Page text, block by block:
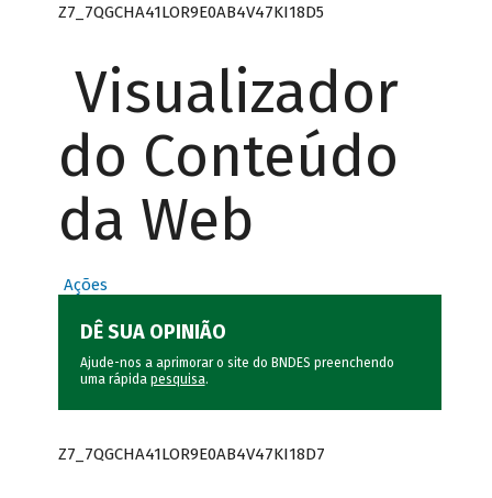
Z7_7QGCHA41LOR9E0AB4V47KI18D5
Visualizador
do Conteúdo
da Web
Ações
DÊ SUA OPINIÃO
Ajude-nos a aprimorar o site do BNDES preenchendo
uma rápida pesquisa.
Z7_7QGCHA41LOR9E0AB4V47KI18D7